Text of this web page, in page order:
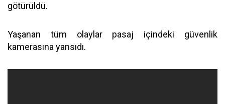
götürüldü.
Yaşanan tüm olaylar pasaj içindeki güvenlik
kamerasına yansıdı.